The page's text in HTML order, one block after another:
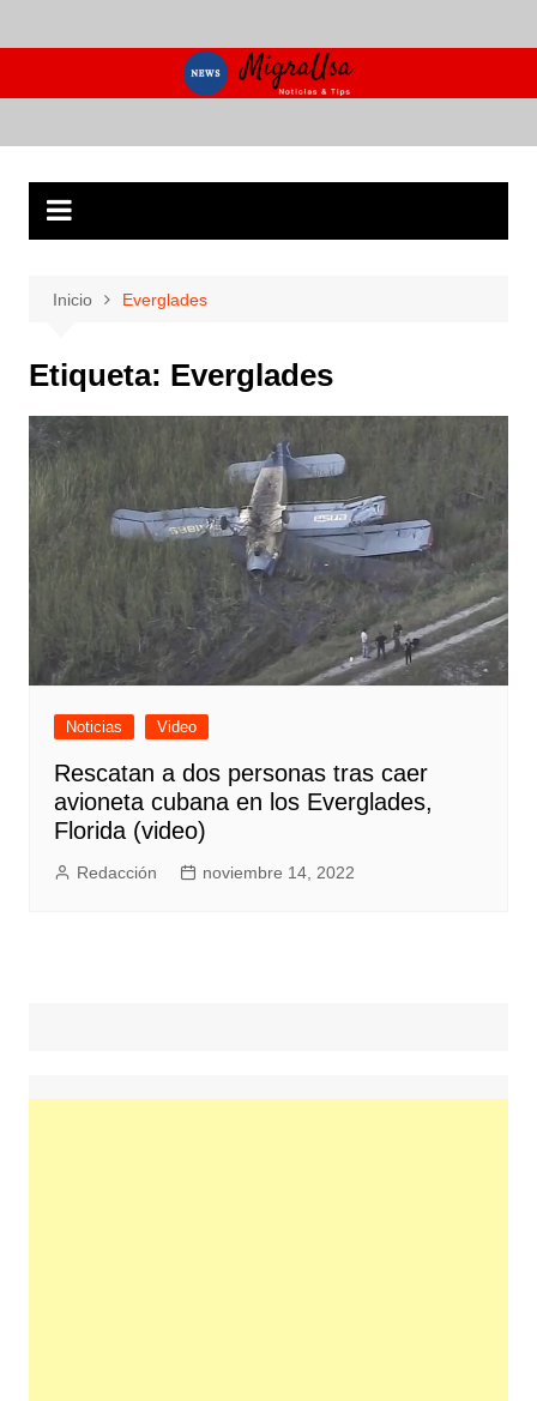
al
Inicio Everglades
Etiqueta: Everglades
Noticias Video
Rescatan a dos personas tras caer
avioneta cubana en los Everglades,
Florida (video)
Redacción noviembre 14, 2022